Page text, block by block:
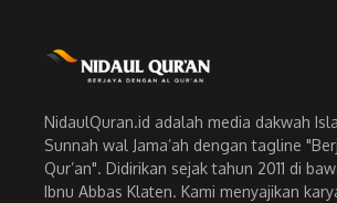
NidaulQuran.id adalah media dakwah
Sunnah wal Jama’ah dengan tagline
Qur’an". Didirikan sejak tahun 2011 di
Ibnu Abbas Klaten. Kami menyajikan